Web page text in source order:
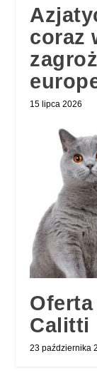
coraz
15 lipca 2026
Calitti
23 października